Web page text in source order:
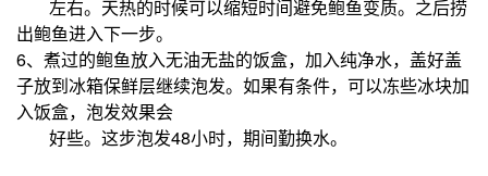
左右。 天热的时候可以缩短时间避免鲍鱼变质。之后捞
出鲍鱼进入下一步。
6、煮过的鲍鱼放入无油无盐的饭盒，加入纯净水，盖好盖
子放到冰箱保鲜层继续泡发。如果有条件，可以冻些冰块加
入饭盒，泡发效果会
好些。 这步泡发48小时，期间勤换水。